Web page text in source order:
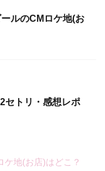
ルのCMロケ地(お
セトリ・感想レポ
ケ地(お店)はどこ？